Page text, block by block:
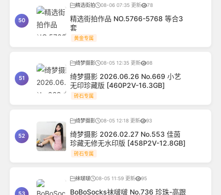
50
精选街拍 08-06 07:35 更新 78
精选街拍作品 NO.5766-5768 等合3
套
黄金专属
51
绮梦摄影 08-05 12:35 更新 98
绮梦摄影 2026.06.26 No.669 小艺
无印珍藏版 [460P2V-16.3GB]
砖石专属
52
绮梦摄影 08-05 12:18 更新 93
绮梦摄影 2026.02.27 No.553 佳茵
珍藏无修无水印版 [458P2V-12.8GB]
砖石专属
53
袜啵啵 08-05 11:59 更新 95
BoBoSocks袜啵啵 No.736 珍珠-高跟